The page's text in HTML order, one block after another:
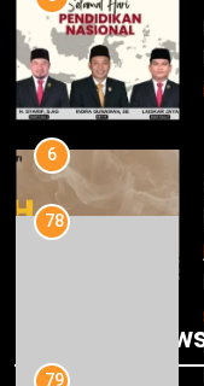
6
Trending
78
79